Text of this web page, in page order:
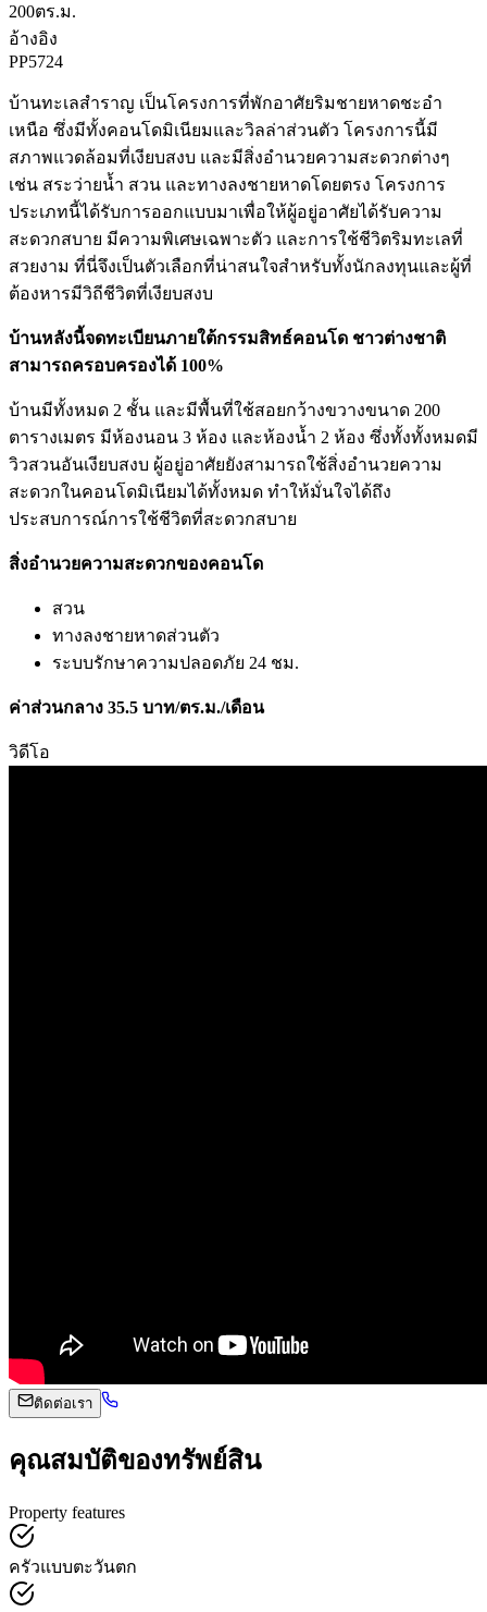
200ตร.ม.
อ้างอิง
PP5724
บ้านทะเลสำราญ เป็นโครงการที่พักอาศัยริมชายหาดชะอำ
เหนือ ซึ่งมีทั้งคอนโดมิเนียมและวิลล่าส่วนตัว โครงการนี้มี
สภาพแวดล้อมที่เงียบสงบ และมีสิ่งอำนวยความสะดวกต่างๆ
เช่น สระว่ายน้ำ สวน และทางลงชายหาดโดยตรง โครงการ
ประเภทนี้ได้รับการออกแบบมาเพื่อให้ผู้อยู่อาศัยได้รับความ
สะดวกสบาย มีความพิเศษเฉพาะตัว และการใช้ชีวิตริมทะเลที่
สวยงาม ที่นี่จึงเป็นตัวเลือกที่น่าสนใจสำหรับทั้งนักลงทุนและผู้ที่
ต้องหารมีวิถีชีวิตที่เงียบสงบ
บ้านหลังนี้จดทะเบียนภายใต้กรรมสิทธ์คอนโด ชาวต่างชาติ
สามารถครอบครองได้ 100%
บ้านมีทั้งหมด 2 ชั้น และมีพื้นที่ใช้สอยกว้างขวางขนาด 200
ตารางเมตร มีห้องนอน 3 ห้อง และห้องน้ำ 2 ห้อง ซึ่งทั้งทั้งหมดมี
วิวสวนอันเงียบสงบ ผู้อยู่อาศัยยังสามารถใช้สิ่งอำนวยความ
สะดวกในคอนโดมิเนียมได้ทั้งหมด ทำให้มั่นใจได้ถึง
ประสบการณ์การใช้ชีวิตที่สะดวกสบาย
สิ่งอำนวยความสะดวกของคอนโด
สวน
ทางลงชายหาดส่วนตัว
ระบบรักษาความปลอดภัย 24 ชม.
ค่าส่วนกลาง 35.5 บาท/ตร.ม./เดือน
วิดีโอ
ติดต่อเรา
คุณสมบัติของทรัพย์สิน
Property features
ครัวแบบตะวันตก